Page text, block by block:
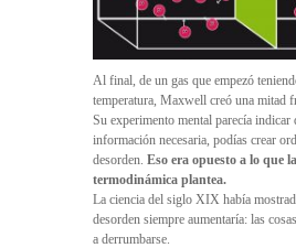
Al final, de un gas que empezó
temperatura, Maxwell creó una mitad
Su experimento mental parecía indicar
información necesaria, podías crear
desorden. Eso era opuesto a lo que
termodinámica plantea.
La ciencia del siglo XIX había
desorden siempre aumentaría: las
a derrumbarse.